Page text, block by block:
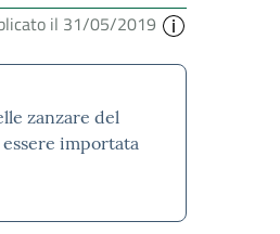
il 31/05/2019
zanzare del
importata